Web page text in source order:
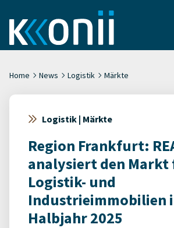
Home News Logistik Märkte
Logistik | Märkte
Region Frankfurt:
analysiert den
Logistik- und
Industrieimmobilien
Halbjahr 2025